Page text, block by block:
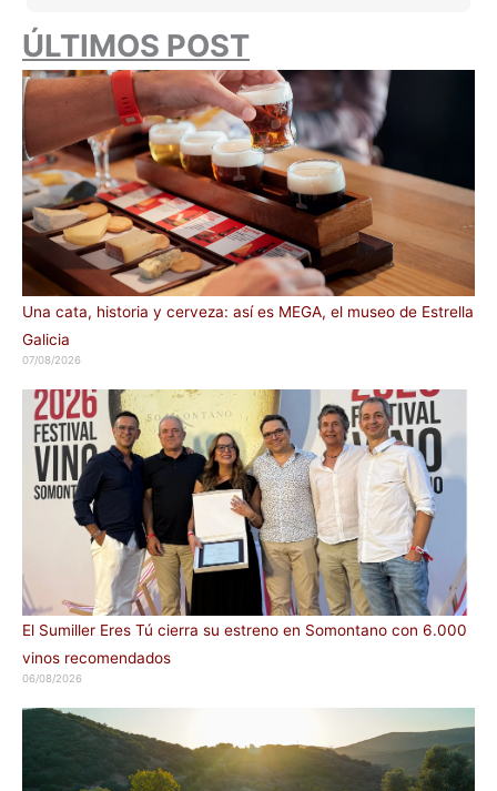
ÚLTIMOS POST
Una cata, historia y cerveza: así es MEGA, el museo de Estrella
Galicia
07/08/2026
El Sumiller Eres Tú cierra su estreno en Somontano con 6.000
vinos recomendados
06/08/2026